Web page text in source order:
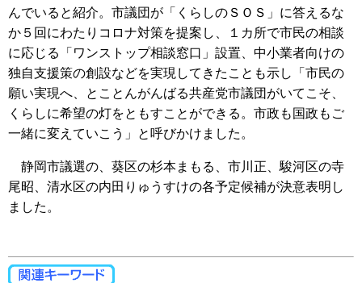
んでいると紹介。市議団が「くらしのＳＯＳ」に答えるな
か５回にわたりコロナ対策を提案し、１カ所で市民の相談
に応じる「ワンストップ相談窓口」設置、中小業者向けの
独自支援策の創設などを実現してきたことも示し「市民の
願い実現へ、とことんがんばる共産党市議団がいてこそ、
くらしに希望の灯をともすことができる。市政も国政もご
一緒に変えていこう」と呼びかけました。
静岡市議選の、葵区の杉本まもる、市川正、駿河区の寺
尾昭、清水区の内田りゅうすけの各予定候補が決意表明し
ました。